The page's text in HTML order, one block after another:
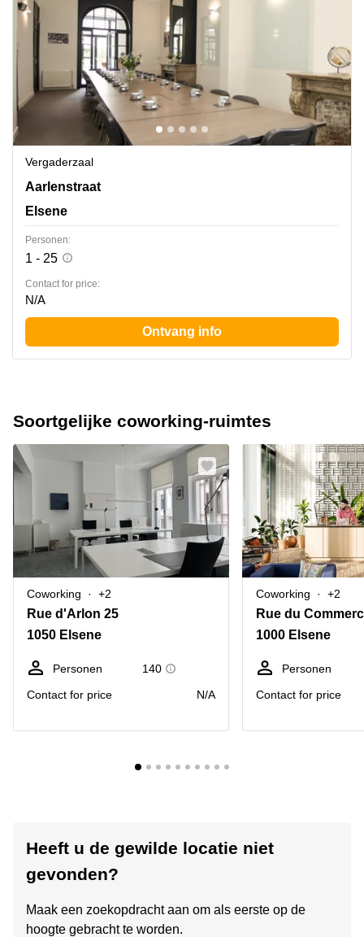
Vergaderzaal
Rue d'Arlon 25, Elsene
Aarlenstraat
Elsene
Personen:
1 - 25
Contact for price:
N/A
Ontvang info
Soortgelijke coworking-ruimtes
Coworking +2
Rue d'Arlon 25
1050 Elsene
Personen
140
Contact for price
N/A
Coworking +2
Rue du
1000 Elsene
Personen
Contact for price
Heeft u de gewilde locatie niet
gevonden?
Maak een zoekopdracht aan om als eerste op de
hoogte gebracht te worden.